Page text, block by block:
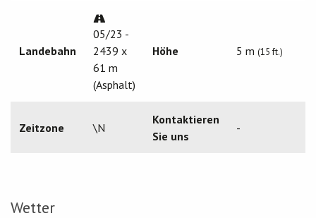
Landebahn
05/23 -
2439 x
61 m
(Asphalt)
Höhe 5 m (15 ft.)
Zeitzone \N
Kontaktieren
Sie uns
-
Wetter